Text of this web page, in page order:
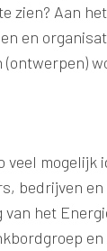
zien? Aan
en
veel
bedrijven
het